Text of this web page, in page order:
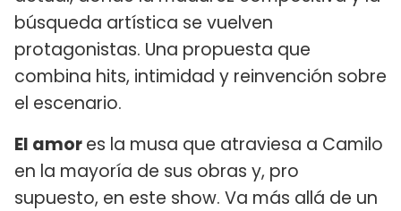
búsqueda artística se vuelven
protagonistas. Una propuesta que
combina hits, intimidad y reinvención sobre
el escenario.
El amores la musa que atraviesa a Camilo
en la mayoría de sus obras y, pro
supuesto, en este show. Va más allá de un